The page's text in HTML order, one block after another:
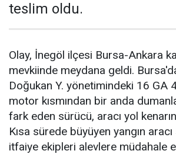
teslim oldu.
Olay, İnegöl ilçesi Bursa-Ankara
mevkiinde meydana geldi.
Doğukan Y. yönetimindeki 16 GA
motor kısmından bir anda
fark eden sürücü, aracı yol
Kısa sürede büyüyen yangın
itfaiye ekipleri alevlere müdahale